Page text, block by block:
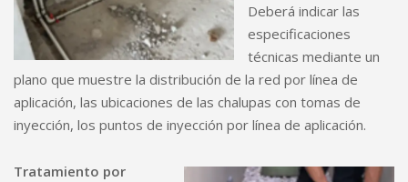
Deberá indicar las
especificaciones
técnicas mediante un
plano que muestre la distribución de la red por línea de
aplicación, las ubicaciones de las chalupas con tomas de
inyección, los puntos de inyección por línea de aplicación.
Tratamiento por